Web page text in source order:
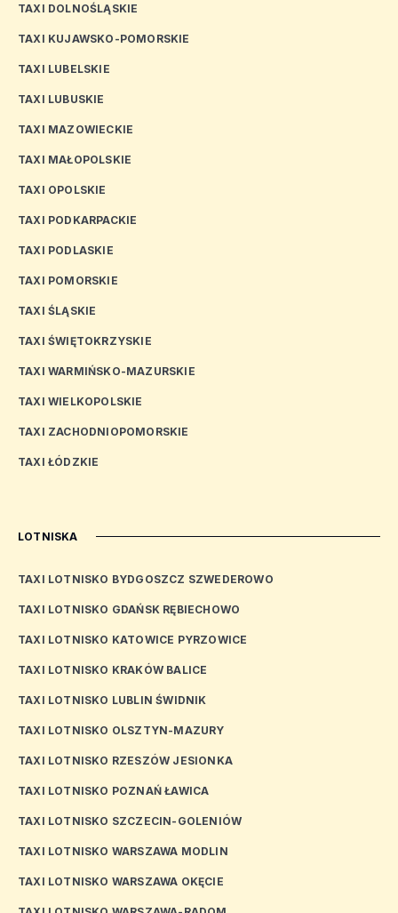
TAXI DOLNOŚLĄSKIE
TAXI KUJAWSKO-POMORSKIE
TAXI LUBELSKIE
TAXI LUBUSKIE
TAXI MAZOWIECKIE
TAXI MAŁOPOLSKIE
TAXI OPOLSKIE
TAXI PODKARPACKIE
TAXI PODLASKIE
TAXI POMORSKIE
TAXI ŚLĄSKIE
TAXI ŚWIĘTOKRZYSKIE
TAXI WARMIŃSKO-MAZURSKIE
TAXI WIELKOPOLSKIE
TAXI ZACHODNIOPOMORSKIE
TAXI ŁÓDZKIE
LOTNISKA
TAXI LOTNISKO BYDGOSZCZ SZWEDEROWO
TAXI LOTNISKO GDAŃSK RĘBIECHOWO
TAXI LOTNISKO KATOWICE PYRZOWICE
TAXI LOTNISKO KRAKÓW BALICE
TAXI LOTNISKO LUBLIN ŚWIDNIK
TAXI LOTNISKO OLSZTYN-MAZURY
TAXI LOTNISKO RZESZÓW JESIONKA
TAXI LOTNISKO POZNAŃ ŁAWICA
TAXI LOTNISKO SZCZECIN-GOLENIÓW
TAXI LOTNISKO WARSZAWA MODLIN
TAXI LOTNISKO WARSZAWA OKĘCIE